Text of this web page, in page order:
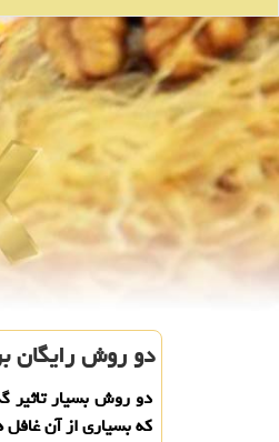
دو روش رایگان
دو روش بسیار تاثیر
كه بسیاری از آن غافل